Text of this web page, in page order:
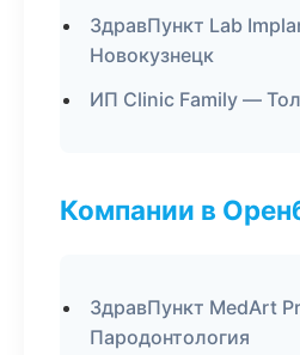
ЗдравПункт Lab
Новокузнецк
ИП Clinic Family —
Компании в
ЗдравПункт MedArt
Пародонтология